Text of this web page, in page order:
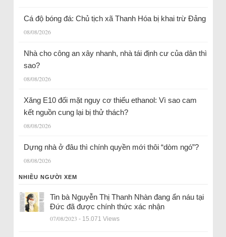
Cá độ bóng đá: Chủ tịch xã Thanh Hóa bị khai trừ Đảng
08/08/2026
Nhà cho công an xây nhanh, nhà tái định cư của dân thì
sao?
08/08/2026
Xăng E10 đối mặt nguy cơ thiếu ethanol: Vì sao cam
kết nguồn cung lại bị thử thách?
08/08/2026
Dựng nhà ở đâu thì chính quyền mới thôi “dòm ngó”?
08/08/2026
NHIỀU NGƯỜI XEM
Tin bà Nguyễn Thị Thanh Nhàn đang ẩn náu tại
Đức đã được chính thức xác nhận
07/08/2023 - 15.071 Views